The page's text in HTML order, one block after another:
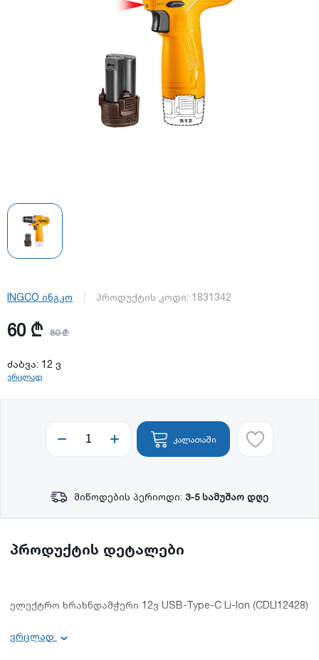
INGCO ინგკო პროდუქტის კოდი: 1831342
60 ₾ 80 ₾
ძაბვა: 12 ვ
ვრცლად
კალათაში
მიწოდების პერიოდი: 3-5 სამუშაო დღე
პროდუქტის დეტალები
ელექტრო ხრახნდამჭერი 12ვ USB-Type-C Li-Ion (CDLI12428)
ძირითადი ინფორმაცია:
ვრცლად